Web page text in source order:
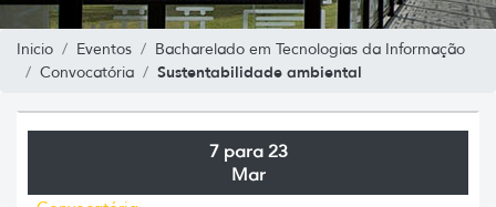
Inicio Eventos
Bacharelado em Tecnologias da Informação
Convocatória
Sustentabilidade ambiental
7 para 23
Mar